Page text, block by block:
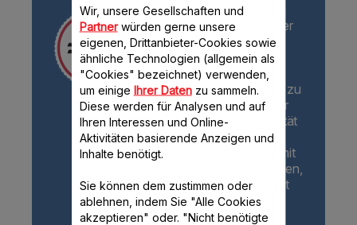
Ersatzteilen sowie dem
Angebot schlüsselfertiger
Reparaturen setzt sich
Moulinex dafür ein,
Reparaturen so
wirtschaftlich wie möglich zu
gestalten. Die Reparatur
verändert dabei die Qualität
des Produkts in keiner
Weise, da die Produkte mit
Ersatzteilen repariert werden,
die von der Marke selbst
validiert wurden.
Wir, unsere Gesellschaften und
Partnerwürden gerne unsere
eigenen, Drittanbieter-Cookies sowie
ähnliche Technologien (allgemein als
"Cookies" bezeichnet) verwenden,
um einige Ihrer Datenzu sammeln.
Diese werden für Analysen und auf
Ihren Interessen und Online-
Aktivitäten basierende Anzeigen und
Inhalte benötigt.
Sie können dem zustimmen oder
ablehnen, indem Sie "Alle Cookies
akzeptieren" oder. "Nicht benötigte